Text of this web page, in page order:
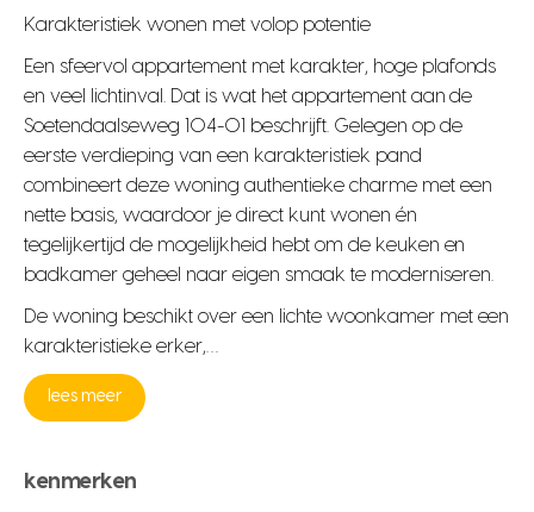
Karakteristiek wonen met volop potentie
Een sfeervol appartement met karakter, hoge plafonds
en veel lichtinval. Dat is wat het appartement aan de
Soetendaalseweg 104-01 beschrijft. Gelegen op de
eerste verdieping van een karakteristiek pand
combineert deze woning authentieke charme met een
nette basis, waardoor je direct kunt wonen én
tegelijkertijd de mogelijkheid hebt om de keuken en
badkamer geheel naar eigen smaak te moderniseren.
De woning beschikt over een lichte woonkamer met een
karakteristieke erker,…
lees meer
kenmerken